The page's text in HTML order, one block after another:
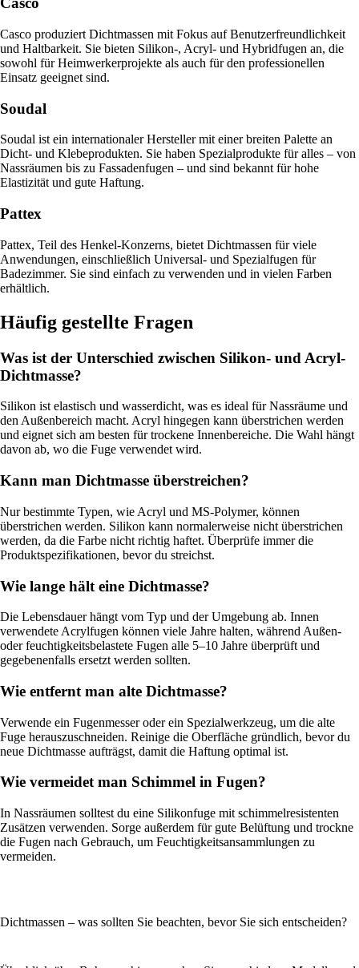
Casco produziert Dichtmassen mit Fokus auf Benutzerfreundlichkeit
und Haltbarkeit. Sie bieten Silikon-, Acryl- und Hybridfugen an, die
sowohl für Heimwerkerprojekte als auch für den professionellen
Einsatz geeignet sind.
Soudal
Soudal ist ein internationaler Hersteller mit einer breiten Palette an
Dicht- und Klebeprodukten. Sie haben Spezialprodukte für alles – von
Nassräumen bis zu Fassadenfugen – und sind bekannt für hohe
Elastizität und gute Haftung.
Pattex
Pattex, Teil des Henkel-Konzerns, bietet Dichtmassen für viele
Anwendungen, einschließlich Universal- und Spezialfugen für
Badezimmer. Sie sind einfach zu verwenden und in vielen Farben
erhältlich.
Häufig gestellte Fragen
Was ist der Unterschied zwischen Silikon- und Acryl-
Dichtmasse?
Silikon ist elastisch und wasserdicht, was es ideal für Nassräume und
den Außenbereich macht. Acryl hingegen kann überstrichen werden
und eignet sich am besten für trockene Innenbereiche. Die Wahl hängt
davon ab, wo die Fuge verwendet wird.
Kann man Dichtmasse überstreichen?
Nur bestimmte Typen, wie Acryl und MS-Polymer, können
überstrichen werden. Silikon kann normalerweise nicht überstrichen
werden, da die Farbe nicht richtig haftet. Überprüfe immer die
Produktspezifikationen, bevor du streichst.
Wie lange hält eine Dichtmasse?
Die Lebensdauer hängt vom Typ und der Umgebung ab. Innen
verwendete Acrylfugen können viele Jahre halten, während Außen-
oder feuchtigkeitsbelastete Fugen alle 5–10 Jahre überprüft und
gegebenenfalls ersetzt werden sollten.
Wie entfernt man alte Dichtmasse?
Verwende ein Fugenmesser oder ein Spezialwerkzeug, um die alte
Fuge herauszuschneiden. Reinige die Oberfläche gründlich, bevor du
neue Dichtmasse aufträgst, damit die Haftung optimal ist.
Wie vermeidet man Schimmel in Fugen?
In Nassräumen solltest du eine Silikonfuge mit schimmelresistenten
Zusätzen verwenden. Sorge außerdem für gute Belüftung und trockne
die Fugen nach Gebrauch, um Feuchtigkeitsansammlungen zu
vermeiden.
Dichtmassen – was sollten Sie beachten, bevor Sie sich entscheiden?